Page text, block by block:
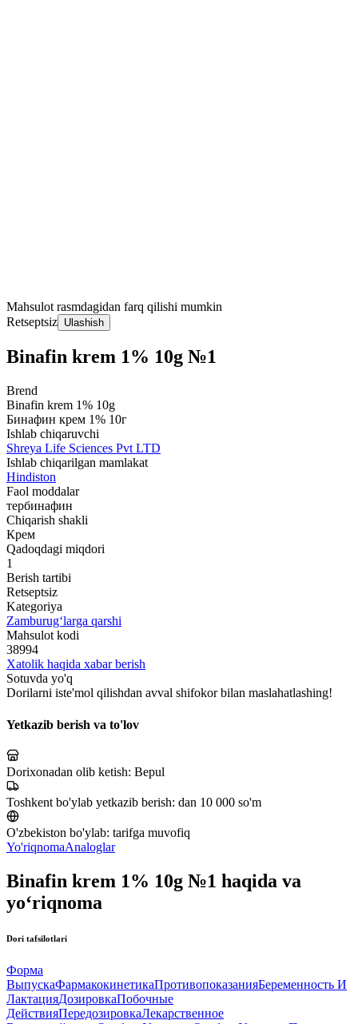
Mahsulot rasmdagidan farq qilishi mumkin
Retseptsiz Ulashish
Binafin krem 1% 10g №1
Brend
Binafin krem 1% 10g
Бинафин крем 1% 10г
Ishlab chiqaruvchi
Shreya Life Scienсes Pvt LTD
Ishlab chiqarilgan mamlakat
Hindiston
Faol moddalar
тербинафин
Chiqarish shakli
Крем
Qadoqdagi miqdori
1
Berish tartibi
Retseptsiz
Kategoriya
Zamburug‘larga qarshi
Mahsulot kodi
38994
Xatolik haqida xabar berish
Sotuvda yo'q
Dorilarni iste'mol qilishdan avval shifokor bilan maslahatlashing!
Yetkazib berish va to'lov
Dorixonadan olib ketish: Bepul
Toshkent bo'ylab yetkazib berish: dan 10 000 so'm
O'zbekiston bo'ylab: tarifga muvofiq
Yo'riqnomaAnaloglar
Binafin krem 1% 10g №1 haqida va
yo‘riqnoma
Dori tafsilotlari
Форма
ВыпускаФармакокинетикаПротивопоказанияБеременность И
ЛактацияДозировкаПобочные
ДействияПередозировкаЛекарственное